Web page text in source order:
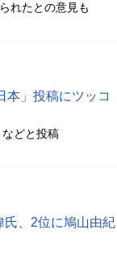
れたとの意見も
本」投稿にツッコ
などと投稿
氏、2位に鳩山由紀